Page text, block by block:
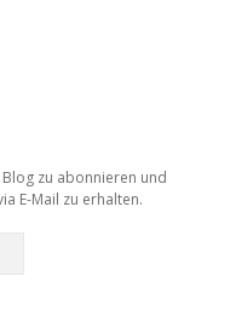
zu abonnieren und
E-Mail zu erhalten.